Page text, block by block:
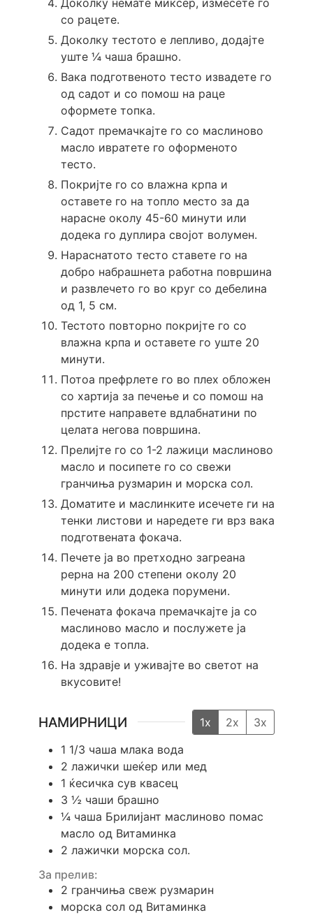
со рацете.
Доколку тестото е лепливо, додајте
уште ¼ чаша брашно.
Вака подготвеното тесто извадете го
од садот и со помош на раце
оформете топка.
Садот премачкајте го со маслиново
масло ивратете го оформеното
тесто.
Покријте го со влажна крпа и
оставете го на топло место за да
нарасне околу 45-60 минути или
додека го дуплира својот волумен.
Нараснатото тесто ставете го на
добро набрашнета работна површина
и развлечето го во круг со дебелина
од 1, 5 см.
Тестото повторно покријте го со
влажна крпа и оставете го уште 20
минути.
Потоа префрлете го во плех обложен
со хартија за печење и со помош на
прстите направете вдлабнатини по
целата негова површина.
Прелијте го со 1-2 лажици маслиново
масло и посипете го со свежи
гранчиња рузмарин и морска сол.
Доматите и маслинките исечете ги на
тенки листови и наредете ги врз вака
подготвената фокача.
Печете ја во претходно загреана
рерна на 200 степени околу 20
минути или додека порумени.
Печената фокача премачкајте ја со
маслиново масло и послужете ја
додека е топла.
На здравје и уживајте во светот на
вкусовите!
НАМИРНИЦИ 1x 2x
3x
1 1/3 чаша млака вода
2 лажички шеќер или мед
1 ќесичка сув квасец
3 ½ чаши брашно
¼ чаша Брилијант маслиново помас
масло од Витаминка
2 лажички морска сол.
За прелив:
2 гранчиња свеж рузмарин
морска сол од Витаминка